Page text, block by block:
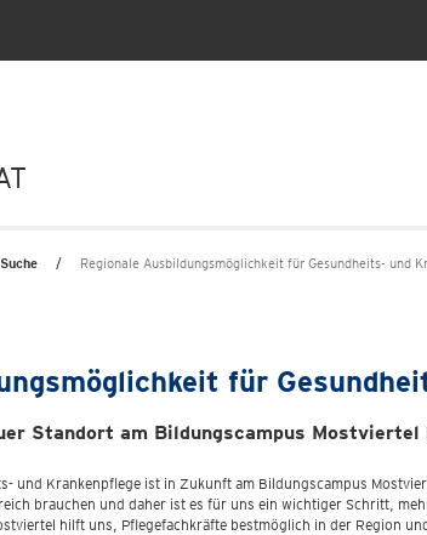
Regionale Ausbildungsmöglichkeit für Gesundheits- und
für
Standort am Bildungscampus
und Krankenpflege ist in Zukunft am Bildungscampus
brauchen und daher ist es für uns ein wichtiger Schritt,
hilft uns, Pflegefachkräfte bestmöglich in der Region